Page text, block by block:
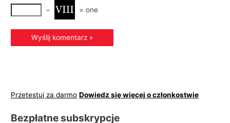
− = one
Przetestuj za darmo Dowiedz się więcej o członkostwie
Bezpłatne subskrypcje